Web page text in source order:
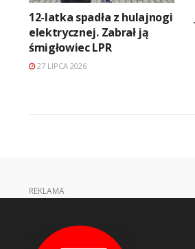
12-latka spadła z hulajnogi
elektrycznej. Zabrał ją
śmigłowiec LPR
27 LIPCA 2026
REKLAMA